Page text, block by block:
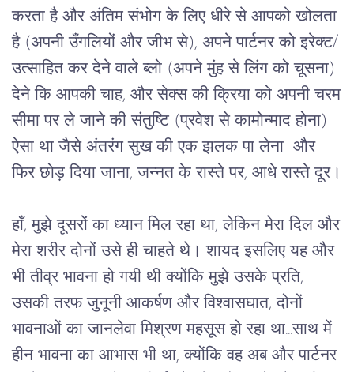
करता है और अंतिम संभोग के लिए धीरे से आपको खोलता
है (अपनी उँगलियों और जीभ से), अपने पार्टनर को इरेक्ट/
उत्साहित कर देने वाले ब्लो (अपने मुंह से लिंग को चूसना)
देने कि आपकी चाह, और सेक्स की क्रिया को अपनी चरम
सीमा पर ले जाने की संतुष्टि (प्रवेश से कामोन्माद होना) -
ऐसा था जैसे अंतरंग सुख की एक झलक पा लेना- और
फिर छोड़ दिया जाना, जन्नत के रास्ते पर, आधे रास्ते दूर।
हाँ, मुझे दूसरों का ध्यान मिल रहा था, लेकिन मेरा दिल और
मेरा शरीर दोनों उसे ही चाहते थे। शायद इसलिए यह और
भी तीव्र भावना हो गयी थी क्योंकि मुझे उसके प्रति,
उसकी तरफ जुनूनी आकर्षण और विश्वासघात, दोनों
भावनाओं का जानलेवा मिश्रण महसूस हो रहा था...साथ में
हीन भावना का आभास भी था, क्योंकि वह अब और पार्टनर